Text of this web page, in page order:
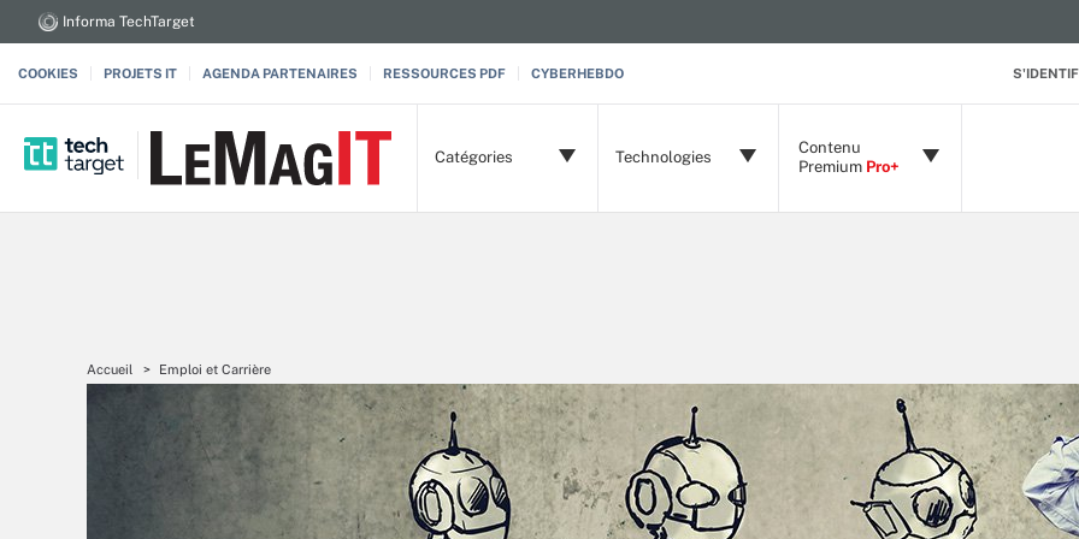
Informa TechTarget
COOKIES PROJETS IT AGENDA PARTENAIRES RESSOURCES PDF CYBERHEBDO
Catégories Technologies
Contenu
Premium Pro+
Accueil Emploi et Carrière